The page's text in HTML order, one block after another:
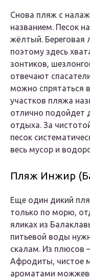
Снова пляж с
названием. Песок
жёлтый. Береговая
поэтому здесь
зонтиков,
отвечают
можно спрятаться
участков пляжа
отлично подойдет
отдыха. За
песок
весь мусор и
Пляж Инжир
Еще один дикий
только по морю,
яликах из
питьевой воды
скалам. Из плюсов
Афродиты, чистое
ароматами